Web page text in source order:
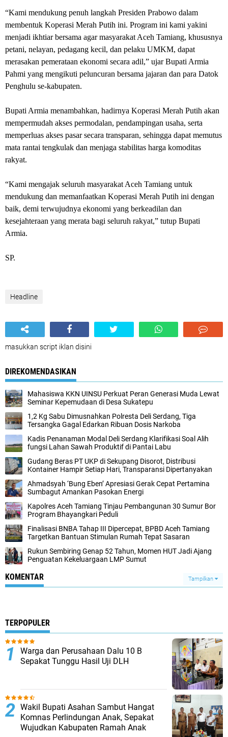
“Kami mendukung penuh langkah Presiden Prabowo dalam
membentuk Koperasi Merah Putih ini. Program ini kami yakini
menjadi ikhtiar bersama agar masyarakat Aceh Tamiang, khususnya
petani, nelayan, pedagang kecil, dan pelaku UMKM, dapat
merasakan pemerataan ekonomi secara adil,” ujar Bupati Armia
Pahmi yang mengikuti peluncuran bersama jajaran dan para Datok
Penghulu se-kabupaten.
Bupati Armia menambahkan, hadirnya Koperasi Merah Putih akan
mempermudah akses permodalan, pendampingan usaha, serta
memperluas akses pasar secara transparan, sehingga dapat memutus
mata rantai tengkulak dan menjaga stabilitas harga komoditas
rakyat.
“Kami mengajak seluruh masyarakat Aceh Tamiang untuk
mendukung dan memanfaatkan Koperasi Merah Putih ini dengan
baik, demi terwujudnya ekonomi yang berkeadilan dan
kesejahteraan yang merata bagi seluruh rakyat,” tutup Bupati
Armia.
SP.
Headline
masukkan script iklan disini
DIREKOMENDASIKAN
Mahasiswa KKN UINSU Perkuat Peran Generasi Muda Lewat
Seminar Kepemudaan di Desa Sukatepu
1,2 Kg Sabu Dimusnahkan Polresta Deli Serdang, Tiga
Tersangka Gagal Edarkan Ribuan Dosis Narkoba
Kadis Penanaman Modal Deli Serdang Klarifikasi Soal Alih
fungsi Lahan Sawah Produktif di Pantai Labu
Gudang Beras PT UKP di Sekupang Disorot, Distribusi
Kontainer Hampir Setiap Hari, Transparansi Dipertanyakan
Ahmadsyah ‘Bung Eben’ Apresiasi Gerak Cepat Pertamina
Sumbagut Amankan Pasokan Energi
Kapolres Aceh Tamiang Tinjau Pembangunan 30 Sumur Bor
Program Bhayangkari Peduli
Finalisasi BNBA Tahap III Dipercepat, BPBD Aceh Tamiang
Targetkan Bantuan Stimulan Rumah Tepat Sasaran
Rukun Sembiring Genap 52 Tahun, Momen HUT Jadi Ajang
Penguatan Kekeluargaan LMP Sumut
KOMENTAR Tampilkan
TERPOPULER
Warga dan Perusahaan Dalu 10 B
Sepakat Tunggu Hasil Uji DLH
Wakil Bupati Asahan Sambut Hangat
Komnas Perlindungan Anak, Sepakat
Wujudkan Kabupaten Ramah Anak